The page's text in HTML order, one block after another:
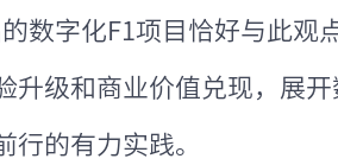
数字化F1项目恰好与此观
升级和商业价值兑现，展
行的有力实践。